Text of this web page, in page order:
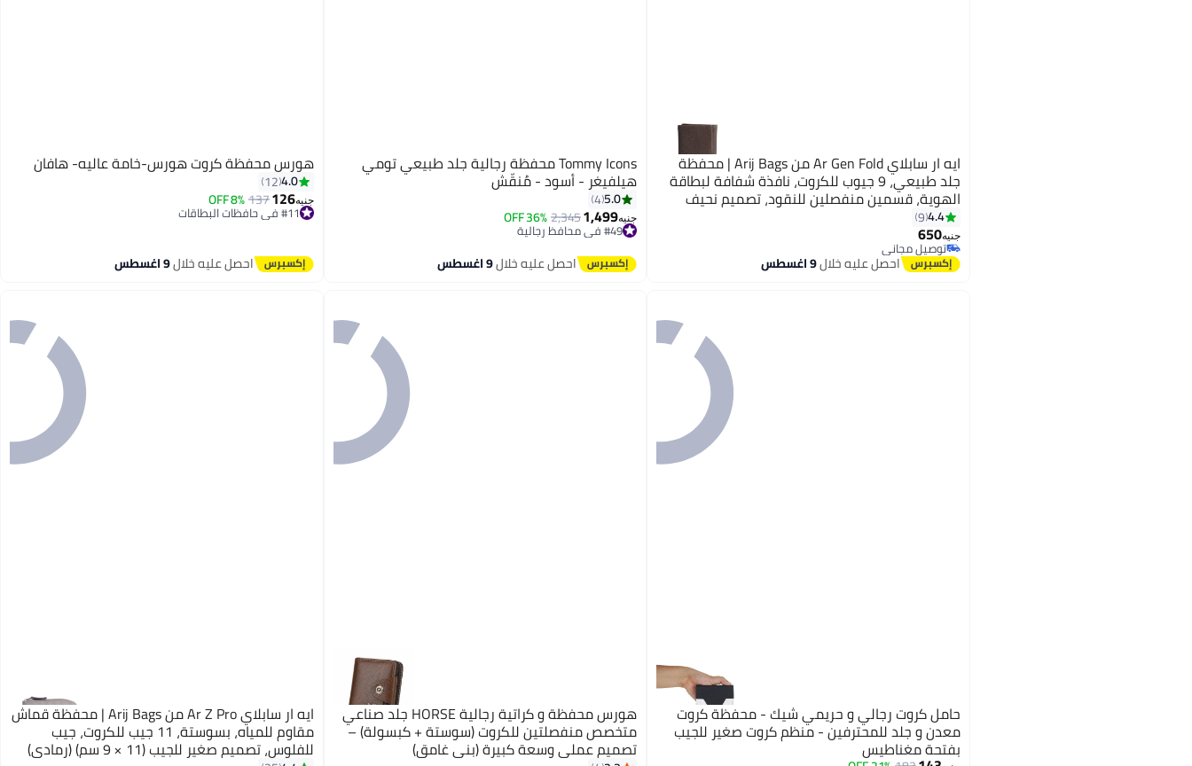
3
ايه ار سابلاي Ar Gen Fold من Arij Bags | محفظة
جلد طبيعي، 9 جيوب للكروت، نافذة شفافة لبطاقة
الهوية، قسمين منفصلين للنقود، تصميم نحيف
(بني)
4.4
9
جنيه650
توصيل مجاني
توصيل مجانياحصل عليه خلال9 اغسطس
Tommy Icons محفظة رجالية جلد طبيعي تومي
هيلفيغر - أسود - مُنقّش
5.0
4
جنيه1,499
2,345
36% OFF #49 في محافظ رجالية
توصيل مجاني
احصل عليه خلال9 اغسطس
3
هورس محفظة كروت هورس-خامة عاليه- هافان
4.0
12
جنيه126
137
8% OFF #11 في حافظات البطاقات
توصيل مجاني
احصل عليه خلال9 اغسطس
حامل كروت رجالي و حريمي شيك - محفظة كروت
معدن و جلد للمحترفين - منظم كروت صغير للجيب
بفتحة مغناطيس
هورس محفظة و كراتية رجالية HORSE جلد صناعي
متخصص منفصلتين للكروت (سوستة + كبسولة) –
تصميم عملي وسعة كبيرة (بني غامق)
ايه ار سابلاي Ar Z Pro من Arij Bags | محفظة قماش
مقاوم للمياه، بسوستة، 11 جيب للكروت، جيب
للفلوس، تصميم صغير للجيب (11 × 9 سم) (رمادي)